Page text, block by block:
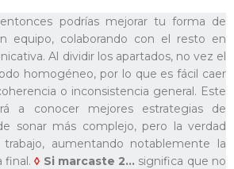
entonces podrías mejorar tu forma de
equipo, colaborando con el resto en
Al dividir los apartados, no vez el
homogéneo, por lo que es fácil caer
o inconsistencia general. Este
a conocer mejores estrategias de
sonar más complejo, pero la verdad
aumentando notablemente la
final.◊ Si marcaste 2… significa que no